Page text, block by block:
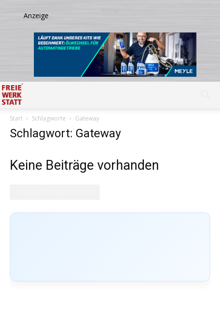
Start Schlagworte Gateway
Schlagwort: Gateway
Keine Beiträge vorhanden